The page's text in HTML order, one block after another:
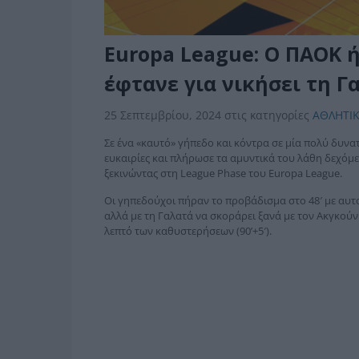
Europa League: Ο ΠΑΟΚ
έφτανε για νικήσει τη
25 Σεπτεμβρίου, 2024 στις κατηγορίες
Σε ένα «καυτό» γήπεδο και κόντρα σε μία πολύ
ευκαιρίες και πλήρωσε τα αμυντικά του λάθη
ξεκινώντας στη League Phase του Europa League.
Οι γηπεδούχοι πήραν το προβάδισμα στο 48′ με
αλλά με τη Γαλατά να σκοράρει ξανά με τον Ακγκούν
λεπτό των καθυστερήσεων (90’+5′).